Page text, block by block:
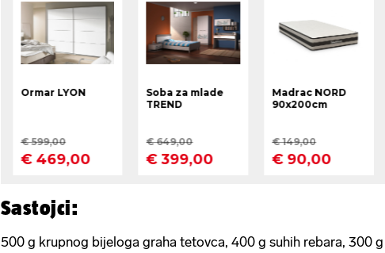
Sastojci:
500 g krupnog bijeloga graha tetovca, 400 g suhih rebara, 300 g